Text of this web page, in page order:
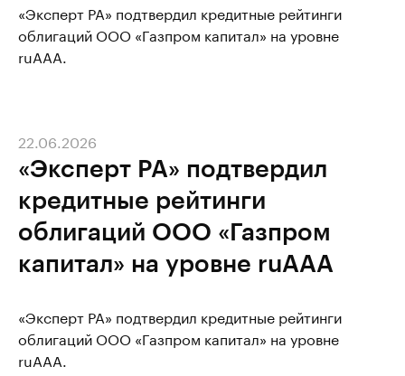
«Эксперт РА» подтвердил кредитные рейтинги
облигаций ООО «Газпром капитал» на уровне
ruAAA.
«Эксперт РА» подтвердил
кредитные рейтинги
облигаций ООО «Газпром
капитал» на уровне ruAAA
22.06.2026
«Эксперт РА» подтвердил кредитные рейтинги
облигаций ООО «Газпром капитал» на уровне
ruAAA.